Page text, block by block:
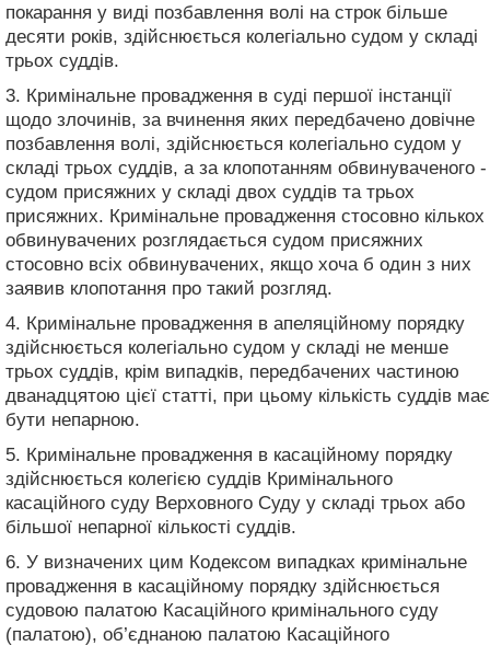
покарання у виді позбавлення волі на строк більше
десяти років, здійснюється колегіально судом у складі
трьох суддів.
3. Кримінальне провадження в суді першої інстанції
щодо злочинів, за вчинення яких передбачено довічне
позбавлення волі, здійснюється колегіально судом у
складі трьох суддів, а за клопотанням обвинуваченого -
судом присяжних у складі двох суддів та трьох
присяжних. Кримінальне провадження стосовно кількох
обвинувачених розглядається судом присяжних
стосовно всіх обвинувачених, якщо хоча б один з них
заявив клопотання про такий розгляд.
4. Кримінальне провадження в апеляційному порядку
здійснюється колегіально судом у складі не менше
трьох суддів, крім випадків, передбачених частиною
дванадцятою цієї статті, при цьому кількість суддів має
бути непарною.
5. Кримінальне провадження в касаційному порядку
здійснюється колегією суддів Кримінального
касаційного суду Верховного Суду у складі трьох або
більшої непарної кількості суддів.
6. У визначених цим Кодексом випадках кримінальне
провадження в касаційному порядку здійснюється
судовою палатою Касаційного кримінального суду
(палатою), об’єднаною палатою Касаційного